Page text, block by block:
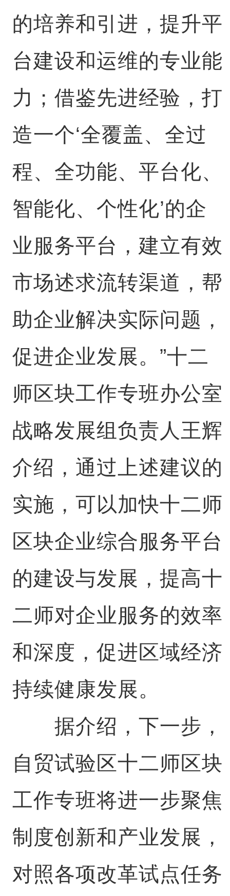
的培养和引进，提升平
台建设和运维的专业能
力；借鉴先进经验，打
造一个‘全覆盖、全过
程、全功能、平台化、
智能化、个性化’的企
业服务平台，建立有效
市场述求流转渠道，帮
助企业解决实际问题，
促进企业发展。”十二
师区块工作专班办公室
战略发展组负责人王辉
介绍，通过上述建议的
实施，可以加快十二师
区块企业综合服务平台
的建设与发展，提高十
二师对企业服务的效率
和深度，促进区域经济
持续健康发展。
据介绍，下一步，
自贸试验区十二师区块
工作专班将进一步聚焦
制度创新和产业发展，
对照各项改革试点任务